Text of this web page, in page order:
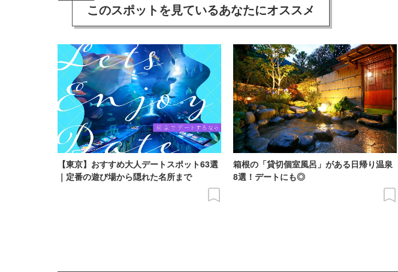
このスポットを見ているあなたにオススメ
【東京】おすすめ大人デートスポット63選
｜定番の遊び場から隠れた名所まで
箱根の「貸切個室風呂」がある日帰り温泉
8選！デートにも◎